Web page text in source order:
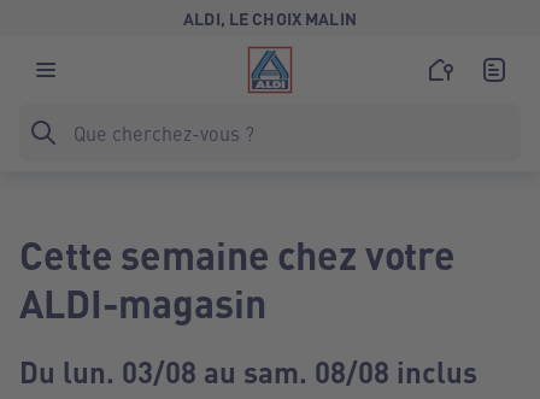
ALDI, LE CHOIX MALIN
Cette semaine chez votre
ALDI-magasin
Du lun. 03/08 au sam. 08/08 inclus